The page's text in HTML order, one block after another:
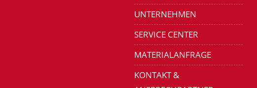
UNTERNEHMEN
SERVICE CENTER
MATERIALANFRAGE
KONTAKT &